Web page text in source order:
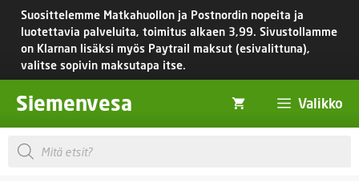
Siirry
sisältöön
Suosittelemme Matkahuollon ja Postnordin nopeita ja
luotettavia palveluita, toimitus alkaen 3,99. Sivustollamme
on Klarnan lisäksi myös Paytrail maksut (esivalittuna),
valitse sopivin maksutapa itse.
Siemenvesa Valikko
Products
search